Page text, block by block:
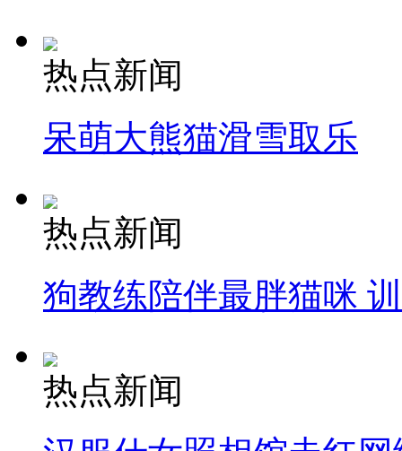
热点新闻
呆萌大熊猫滑雪取乐
热点新闻
狗教练陪伴最胖猫咪
热点新闻